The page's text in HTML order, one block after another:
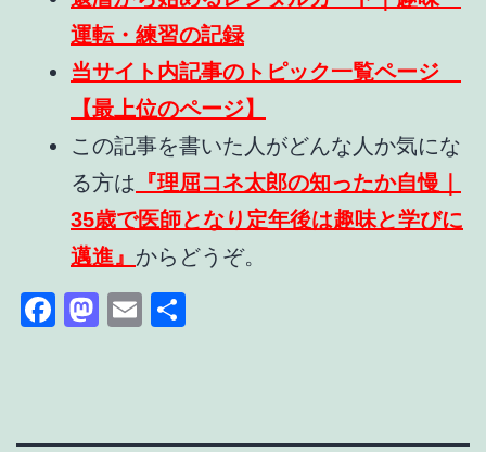
運転・練習の記録
当サイト内記事のトピック一覧ページ
【最上位のページ】
この記事を書いた人がどんな人か気にな
る方は 『理屈コネ太郎の知ったか自慢｜
35歳で医師となり定年後は趣味と学びに
邁進』 からどうぞ。
Facebook
Mastodon
Email